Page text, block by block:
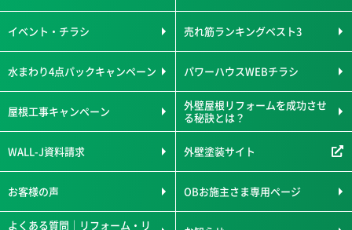
イベント・チラシ 売れ筋ランキングベスト3
水まわり4点パックキャンペーン パワーハウスWEBチラシ
屋根工事キャンペーン
外壁屋根リフォームを成功させ
る秘訣とは？
WALL-J資料請求 外壁塗装サイト
お客様の声 OBお施主さま専用ページ
よくある質問｜リフォーム・リ